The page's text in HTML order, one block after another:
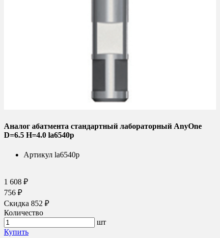
Аналог абатмента стандартный лабораторный AnyOne
D=6.5 H=4.0 la6540p
Артикул la6540p
1 608 ₽
756 ₽
Скидка 852 ₽
Количество
шт
Купить